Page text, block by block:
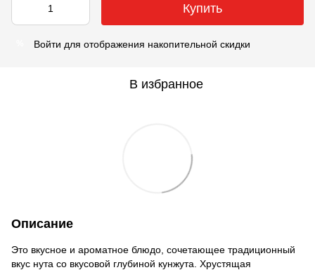
Купить
Войти для отображения накопительной скидки
В избранное
Описание
Это вкусное и ароматное блюдо, сочетающее традиционный
вкус нута со вкусовой глубиной кунжута. Хрустящая